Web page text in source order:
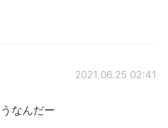
2021.06.25 02:41
なんだー